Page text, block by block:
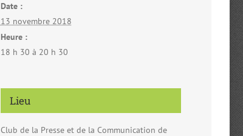
Date :
13 novembre 2018
Heure :
18 h 30 à 20 h 30
Lieu
Club de la Presse et de la Communication de